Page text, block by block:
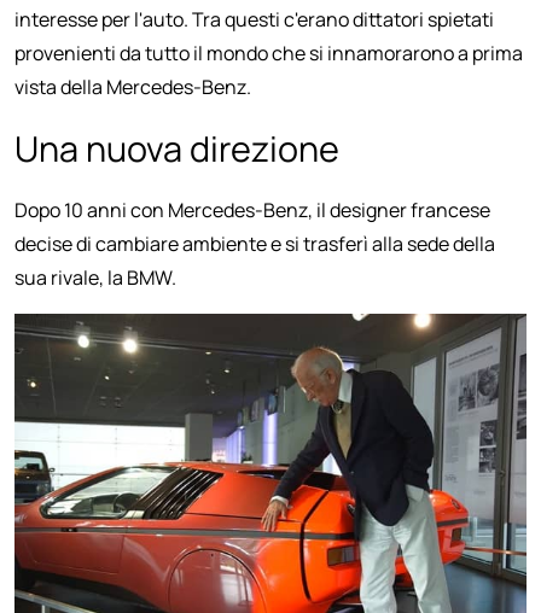
interesse per l'auto. Tra questi c'erano dittatori spietati
provenienti da tutto il mondo che si innamorarono a prima
vista della Mercedes-Benz.
Una nuova direzione
Dopo 10 anni con Mercedes-Benz, il designer francese
decise di cambiare ambiente e si trasferì alla sede della
sua rivale, la BMW.